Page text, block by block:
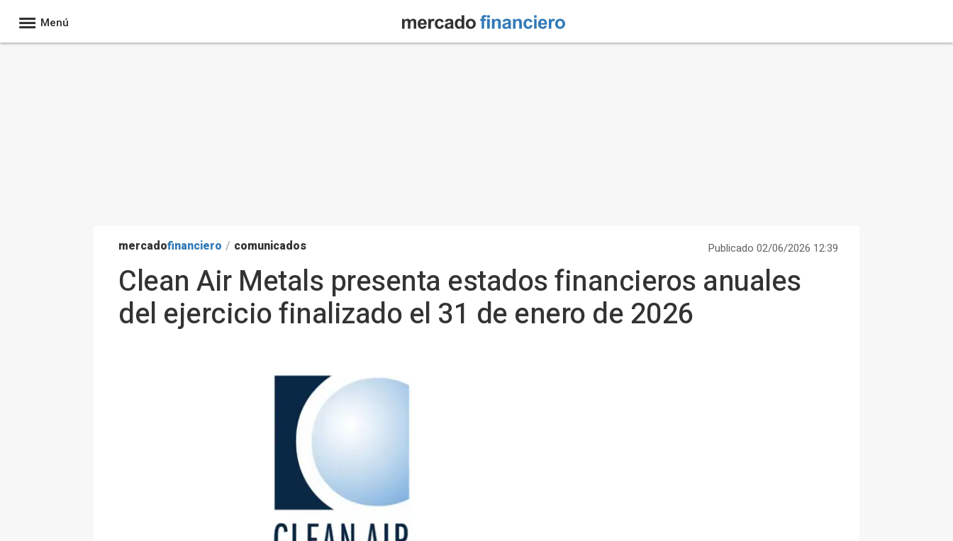
Menú
mercadofinanciero / comunicados Publicado 02/06/2026 12:39
Clean Air Metals presenta estados financieros anuales
del ejercicio finalizado el 31 de enero de 2026